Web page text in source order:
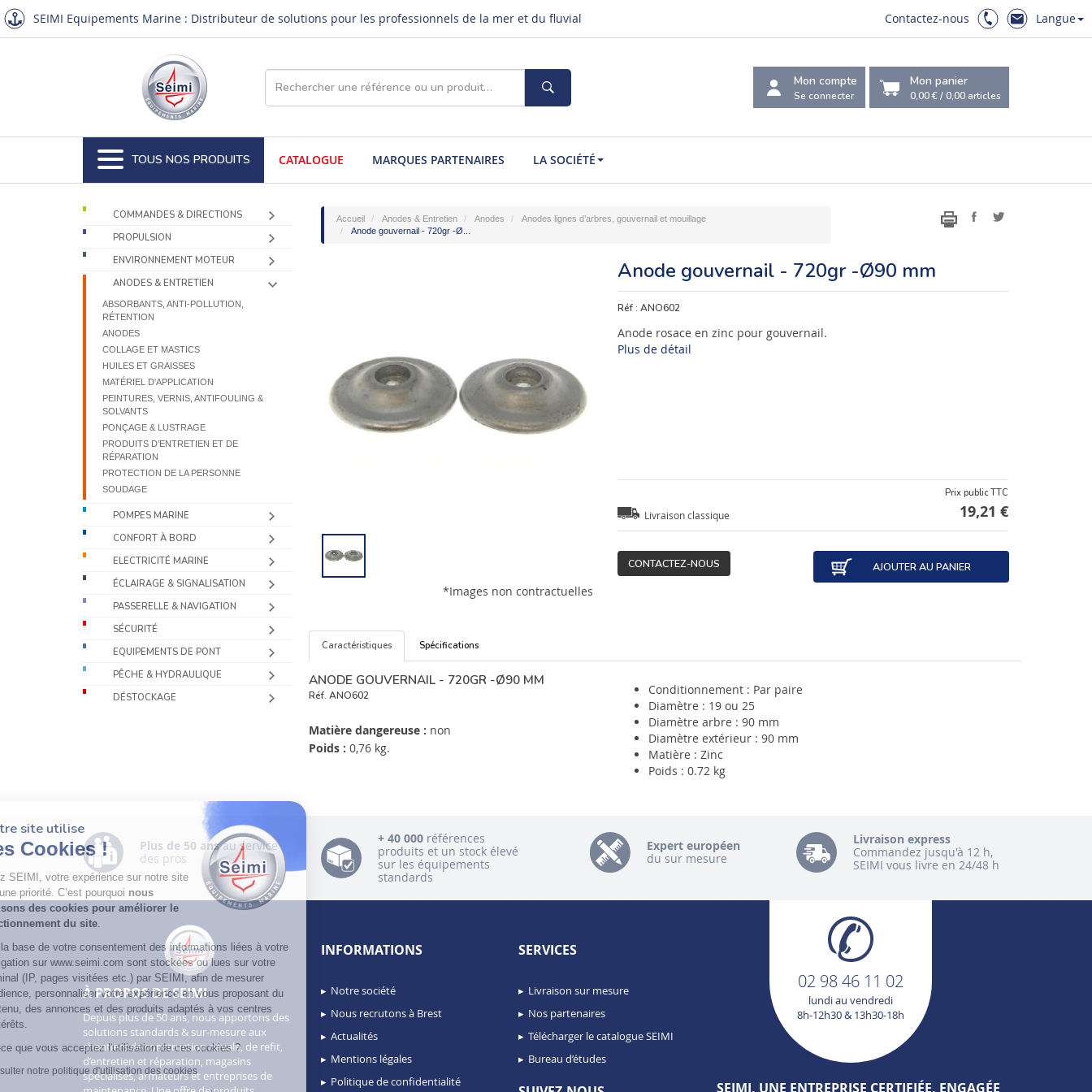
SEIMI Equipements Marine : Distributeur de solutions pour les professionnels de la mer et du fluvial Contactez-nous Langue
Mon compte
Se connecter
Mon panier
0,00 €/0,00 articles
TOUS NOS PRODUITS CATALOGUE MARQUES PARTENAIRES LA SOCIÉTÉ
COMMANDES & DIRECTIONS
PROPULSION
ENVIRONNEMENT MOTEUR
ANODES & ENTRETIEN
ABSORBANTS, ANTI-POLLUTION,
RÉTENTION
ANODES
COLLAGE ET MASTICS
HUILES ET GRAISSES
MATÉRIEL D'APPLICATION
PEINTURES, VERNIS, ANTIFOULING &
SOLVANTS
PONÇAGE & LUSTRAGE
PRODUITS D’ENTRETIEN ET DE
RÉPARATION
PROTECTION DE LA PERSONNE
SOUDAGE
POMPES MARINE
CONFORT À BORD
ELECTRICITÉ MARINE
ÉCLAIRAGE & SIGNALISATION
PASSERELLE & NAVIGATION
SÉCURITÉ
EQUIPEMENTS DE PONT
PÊCHE & HYDRAULIQUE
DÉSTOCKAGE
Accueil Anodes & Entretien Anodes
Anodes lignes d’arbres, gouvernail et mouillage
Anode gouvernail - 720gr -Ø...
*Images non contractuelles
Anode gouvernail - 720gr -Ø90 mm
Réf :ANO602
Anode rosace en zinc pour gouvernail.
Plus de détail
Livraison classique
Prix public TTC
19,21 €
CONTACTEZ-NOUS AJOUTER AU PANIER
Caractéristiques Spécifications
ANODE GOUVERNAIL - 720GR -Ø90 MM
Réf. ANO602
Matière dangereuse : non
Poids : 0,76 kg.
Conditionnement : Par paire
Diamètre : 19 ou 25
Diamètre arbre : 90 mm
Diamètre extérieur : 90 mm
Matière : Zinc
Poids : 0.72 kg
Plus de 50 ansau service
des pros
+ 40 000 références
produits et un stock élevé
sur les équipements
standards
Expert européen
du sur mesure
Livraison express
Commandez jusqu'à 12 h,
SEIMI vous livre en 24/48 h
À PROPOS DE SEIMI
Depuis plus de 50 ans, nous apportons des
solutions standards & sur-mesure aux
chantiers de construction navale, de refit,
d’entretien et réparation, magasins
spécialisés, armateurs et entreprises de
INFORMATIONS
Notre société
Nous recrutons à Brest
Actualités
Mentions légales
Politique de confidentialité
SERVICES
Livraison sur mesure
Nos partenaires
Télécharger le catalogue SEIMI
Bureau d’études
02 98 46 11 02
lundi au vendredi
8h-12h30 & 13h30-18h
SEIMI, UNE ENTREPRISE CERTIFIÉE, ENGAGÉE
Notre site utilise
des Cookies !
Chez SEIMI, votre expérience sur notre site
est une priorité. C’est pourquoi
utilisons des cookies pour améliorer le
fonctionnement du site
Sur la base de votre consentement des informations liées à votre
navigation sur www.seimi.com sont stockées ou lues sur votre
terminal (IP, pages visitées etc.) par SEIMI, afin de mesurer
l’audience, personnaliser votre expérience en vous proposant du
contenu, des annonces et des produits adaptés à vos centres
Est-ce que vous acceptez l'utilisation de ces cookies ?
Consulter notre politique d'utilisation des cookies